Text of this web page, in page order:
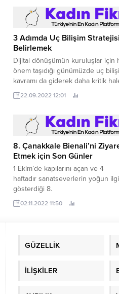
3 Adımda Uç Bilişim Stratejisi
Belirlemek
Dijital dönüşümün kuruluşlar için
önem taşıdığı günümüzde uç
kavramı da giderek daha kritik
geliyor.
22.09.2022 12:01
8. Çanakkale Bienali’ni
Etmek için Son Günler
1 Ekim’de kapılarını açan ve 4
haftadır sanatseverlerin yoğun ilgi
gösterdiği 8.
02.11.2022 11:50
GÜZELLİK
İLİŞKİLER